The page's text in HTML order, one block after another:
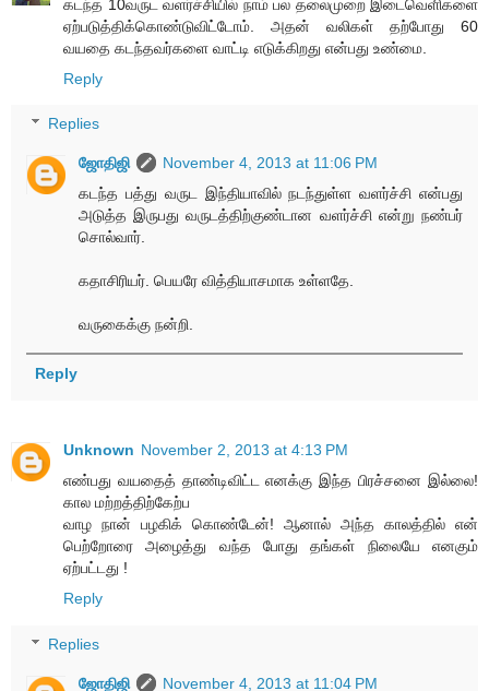
கடந்த 10வருட வளர்ச்சியில் நாம் பல தலைமுறை இடைவெளிகளை
ஏற்படுத்திக்கொண்டுவிட்டோம். அதன் வலிகள் தற்போது 60
வயதை கடந்தவர்களை வாட்டி எடுக்கிறது என்பது உண்மை.
Reply
Replies
ஜோதிஜி
November 4, 2013 at 11:06 PM
கடந்த பத்து வருட இந்தியாவில் நடந்துள்ள வளர்ச்சி என்பது
அடுத்த இருபது வருடத்திற்குண்டான வளர்ச்சி என்று நண்பர்
சொல்வார்.
கதாசிரியர். பெயரே வித்தியாசமாக உள்ளதே.
வருகைக்கு நன்றி.
Reply
Unknown November 2, 2013 at 4:13 PM
எண்பது வயதைத் தாண்டிவிட்ட எனக்கு இந்த பிரச்சனை இல்லை!
கால மற்றத்திற்கேற்ப
வாழ நான் பழகிக் கொண்டேன்! ஆனால் அந்த காலத்தில் என்
பெற்றோரை அழைத்து வந்த போது தங்கள் நிலையே எனகும்
ஏற்பட்டது !
Reply
Replies
ஜோதிஜி
November 4, 2013 at 11:04 PM